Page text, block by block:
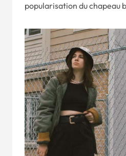
popularisation du chapeau